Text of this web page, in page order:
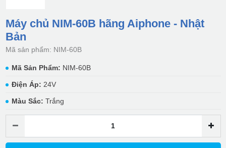
Máy chủ NIM-60B hãng Aiphone - Nhật
Bản
Mã sản phẩm: NIM-60B
Mã Sản Phẩm: NIM-60B
Điện Áp: 24V
Màu Sắc: Trắng